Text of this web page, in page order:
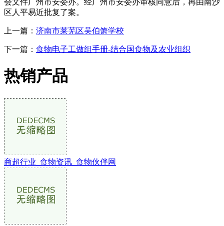
区人平易近批复了案。
上一篇： 济南市莱芜区吴伯箫学校
下一篇： 食物电子工做组手册-结合国食物及农业组织
热销产品
商超行业_食物资讯_食物伙伴网